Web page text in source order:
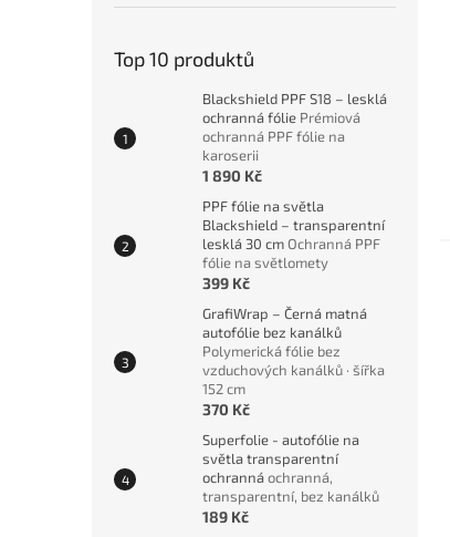
Top 10 produktů
Blackshield PPF S18 – lesklá
ochranná fólie Prémiová
ochranná PPF fólie na
karoserii
1 890 Kč
PPF fólie na světla
Blackshield – transparentní
lesklá 30 cmOchranná PPF
fólie na světlomety
399 Kč
GrafiWrap – Černá matná
autofólie bez kanálků
Polymerická fólie bez
vzduchových kanálků · šířka
152 cm
370 Kč
Superfolie - autofólie na
světla transparentní
ochrannáochranná,
transparentní, bez kanálků
189 Kč